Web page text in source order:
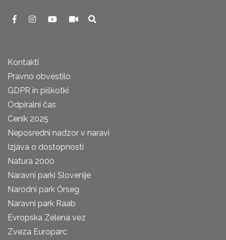
Kontakti
Pravno obvestilo
GDPR in piškotki
Odpiralni čas
Cenik 2025
Neposredni nadzor v naravi
Izjava o dostopnosti
Natura 2000
Naravni parki Slovenije
Narodni park Őrseg
Naravni park Raab
Evropska Zelena vez
Zveza Europarc